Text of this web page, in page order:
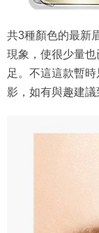
共3種顏色的最新
現象，使很少量
足。不這這款暫
影，如有與趣建議